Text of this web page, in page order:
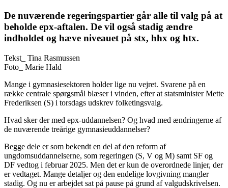
De nuværende regeringspartier går alle til valg på at
beholde epx-aftalen. De vil også stadig ændre
indholdet og hæve niveauet på stx, hhx og htx.
Tekst_ Tina Rasmussen
Foto_ Marie Hald
Mange i gymnasiesektoren holder lige nu vejret. Svarene på en
række centrale spørgsmål blæser i vinden, efter at statsminister Mette
Frederiksen (S) i torsdags udskrev folketingsvalg.
Hvad sker der med epx-uddannelsen? Og hvad med ændringerne af
de nuværende treårige gymnasieuddannelser?
Begge dele er som bekendt en del af den reform af
ungdomsuddannelserne, som regeringen (S, V og M) samt SF og
DF vedtog i februar 2025. Men det er kun de overordnede linjer, der
er vedtaget. Mange detaljer og den endelige lovgivning mangler
stadig. Og nu er arbejdet sat på pause på grund af valgudskrivelsen.